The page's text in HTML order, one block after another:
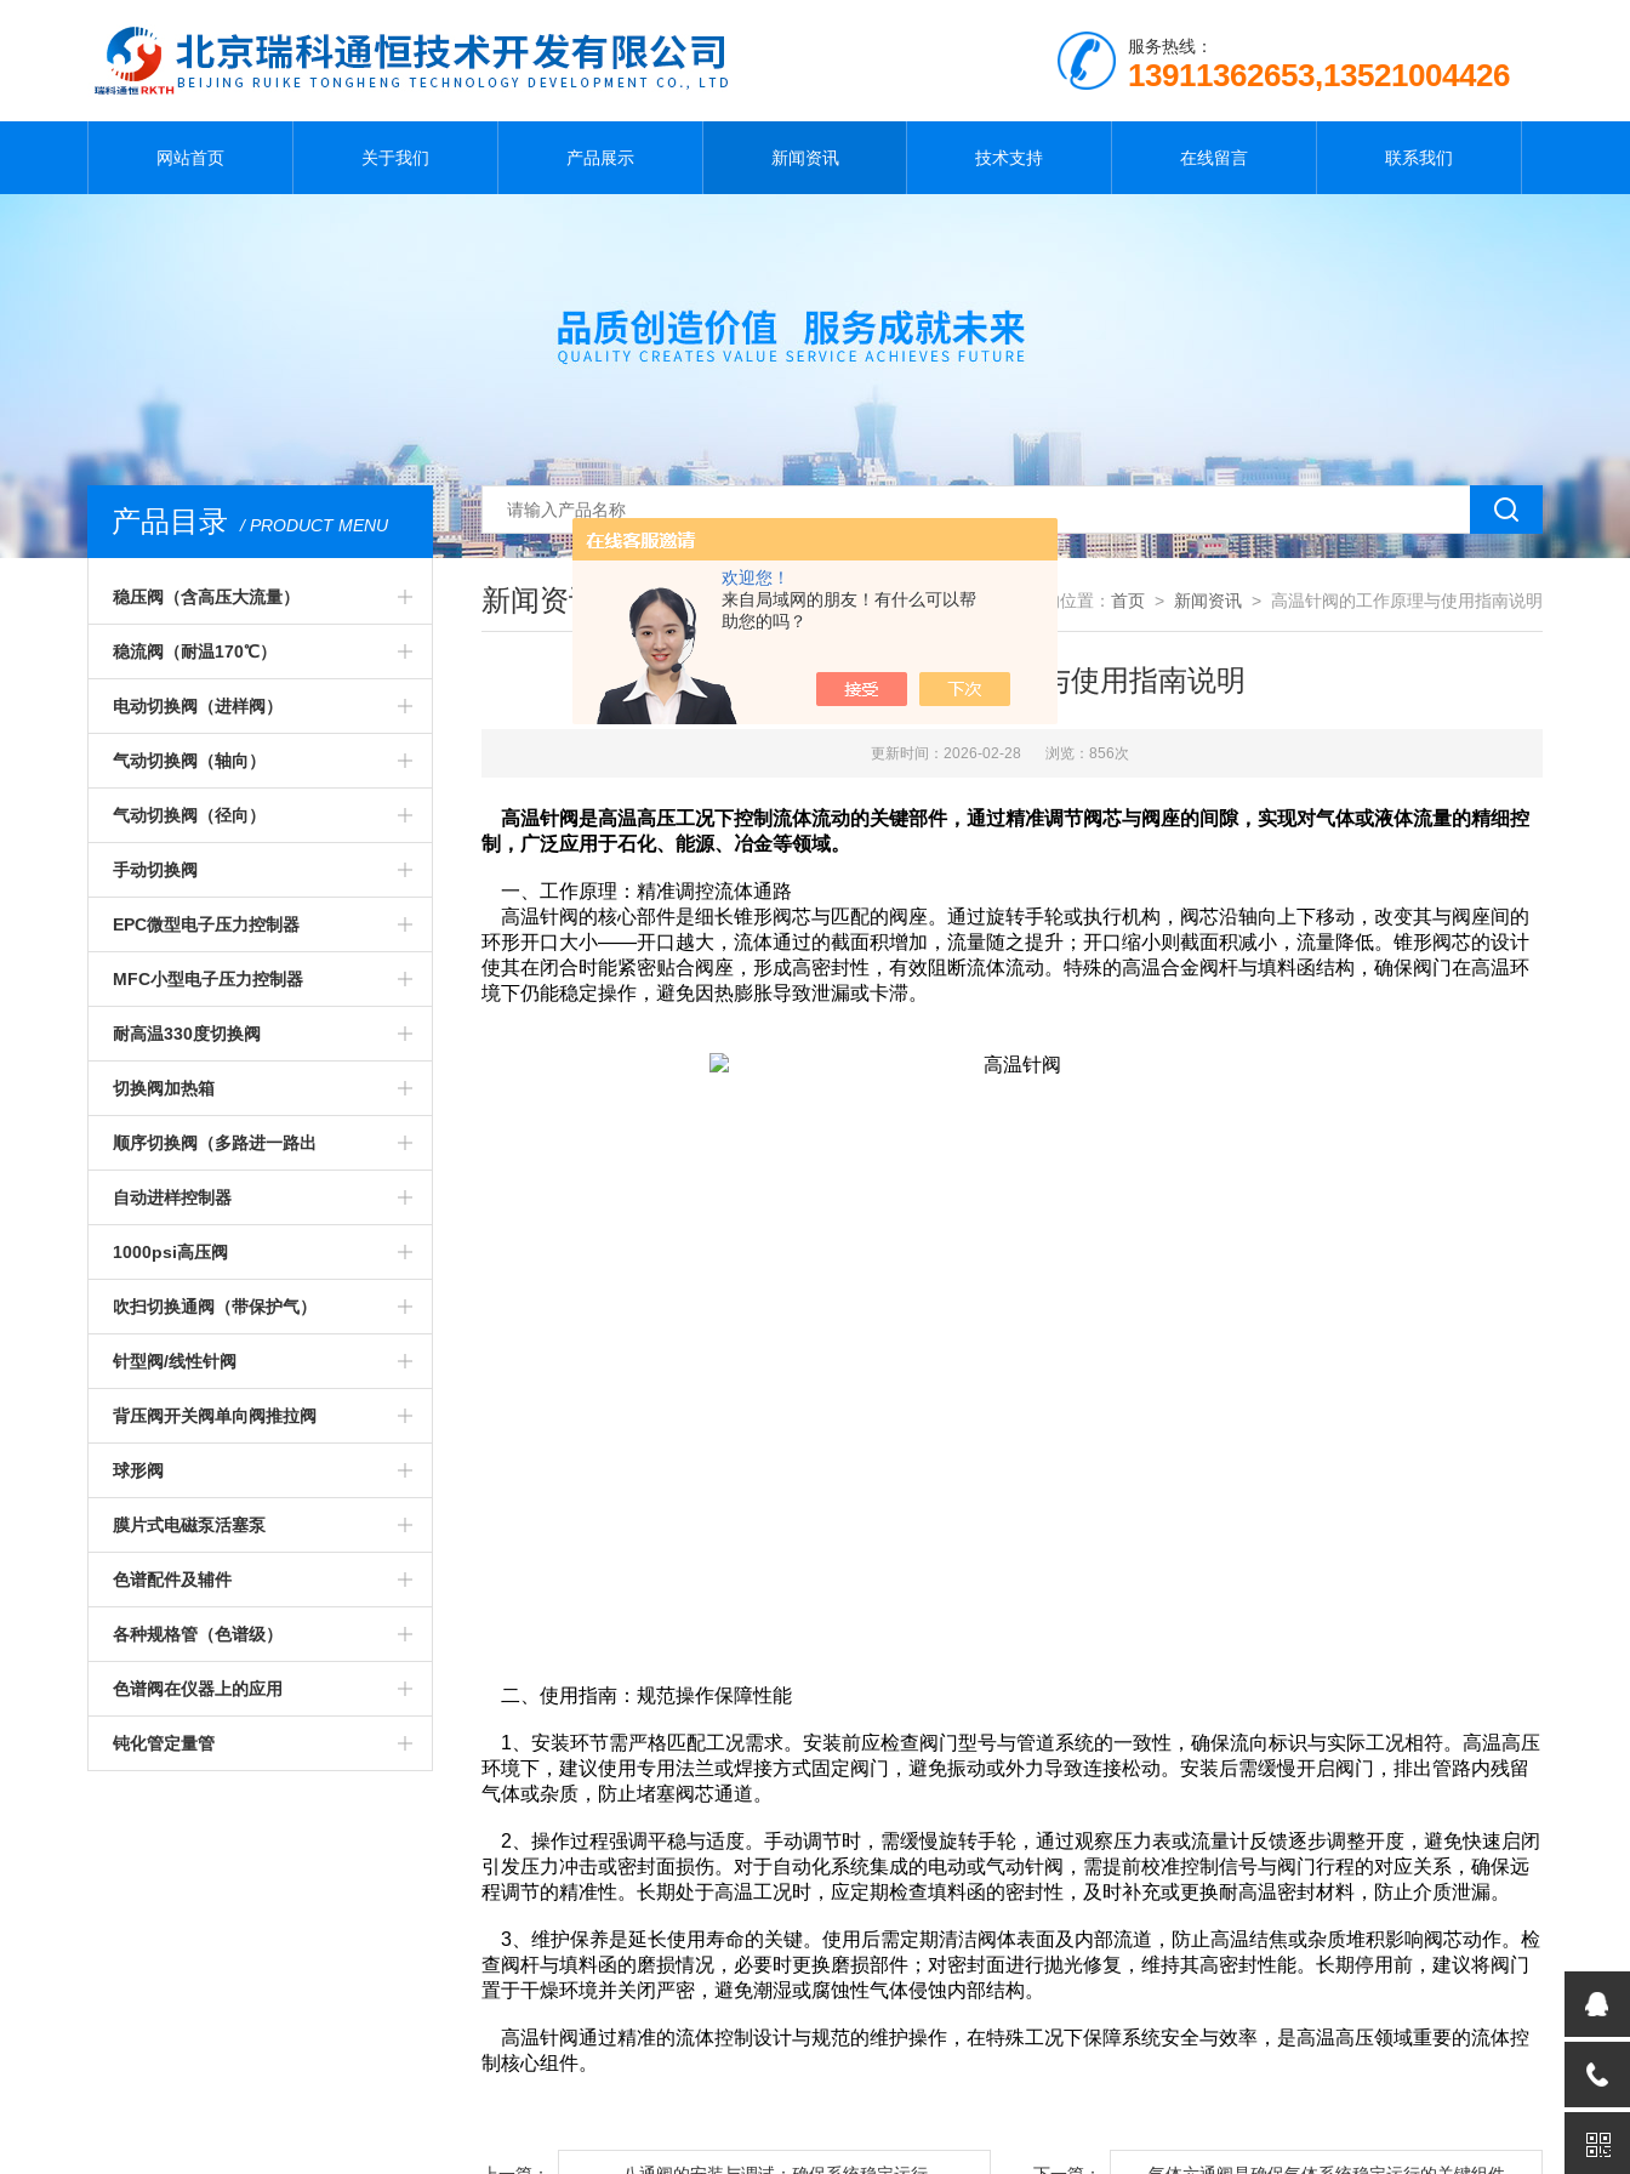
欢迎您！
来自局域网的朋友！有什么可以帮
助您的吗？
服务热线：
13911362653,13521004426
网站首页 关于我们 产品展示 新闻资讯 技术支持 在线留言 联系我们
产品目录 / PRODUCT MENU
稳压阀（含高压大流量）
电子传感器稳压阀
小稳压阀（不锈钢低压）
小稳压阀（低压）
稳压阀（快拧接口）
小稳压阀
不锈钢稳压阀
高压输入稳压阀
1D型低压稳压阀
小型稳压阀
不锈钢小稳压阀
NPT稳压阀
自锁紧稳压阀
金属膜片式稳压阀
横竖出口稳压阀
色谱高精度稳压阀
色谱稳压阀
稳流阀（耐温170℃）
稳流阀（带刻度盘）
稳流阀
不锈钢稳流阀
耐腐蚀稳流阀
170C°气相色谱稳流阀
10升大流量稳流阀
气体稳流阀
色谱大流量稳流阀
大流量稳流阀
色谱稳流阀
电动切换阀（进样阀）
电动加长三通切换阀
电动六通阀头
电动十二通阀
电动十四通阀
电动两位切换 阀
电动三通切换阀
电动四通切换阀
电动加长四通切换阀
电动六通切换阀
电动加长六通切换阀
电动惰性六通切换阀
电动加长惰性十通切换阀
气动切换阀（轴向）
气动十通切换阀 斜出气口
气动十二通切换阀
气动六通切换阀
气动六通切换阀 斜出气口
气动加长惰性六通切换阀
气动十通切换阀
气动加长十通切换阀
气动惰性十通切换阀
气动加长惰性十通切换阀
气动十四通切换阀
气动切换阀（径向）
气动四通切换阀
气动六通切换 阀
气动加长六通阀
气动惰性六通切换 阀
气动八通切换阀
气动十通切换 阀
气动惰性十通切换 阀
气动十四通切换 阀
气动加长十四通切换阀
气动切换阀加热装 置
气缸 径向
手动切换阀
手动十四通阀
手动十六通阀
手动切换阀加热装置
手动四通切换阀
手动六通切换阀
手动六通斜面切换阀
手动六通惰性切换阀
手动六通阀定制
手动八通切换阀
手动十通切换阀
EPC微型电子压力控制器
EPC控制器
MFC小型电子压力控制器
MFC
耐高温330度切换阀
电动切换阀系列
气动切换阀系列
切换阀加热箱
手动切换阀加热箱
气动切换阀加热箱
顺序切换阀（多路进一路出
1-3顺序气体切换阀
电动一变四顺序切换阀
1-10顺序气体切换阀
1-8顺序气体切换阀
1-4顺序气体切换阀
1-6顺序气体选通换阀
1-16顺序气体切换阀
自动进样控制器
控制器
1000psi高压阀
手动高压切换阀
1-10电动高压顺序切换阀
1-6电动高压顺序切换阀
1-4电动高压顺序切换阀
吹扫切换通阀（带保护气）
吹扫气动十通阀
吹扫气动六通阀
针型阀/线性针阀
线性针阀
氢气针阀
氮气针阀
空气针阀
色谱组合阀
大流量针阀
耐腐蚀气体针形阀
背压阀开关阀单向阀推拉阀
背压阀
推拉阀
单向阀
开关阀
球形阀
不锈钢球型阀
膜片式电磁泵活塞泵
活塞泵
电磁泵
色谱配件及辅件
加热棒铂电阻
分流阀
镀银螺母
各种规格管（色谱级）
管材
色谱阀在仪器上的应用
定制
钝化管定量管
新闻资讯 您现在的位置： 首页 > 新闻资讯 > 高温针阀的工作原理与使用指南说明
高温针阀的工作原理与使用指南说明
更新时间：2026-02-28 浏览：856次
高温针阀是高温高压工况下控制流体流动的关键部件，通过精准调节阀芯与阀座的间隙，实现对气体或液体流量的精细控
制，广泛应用于石化、能源、冶金等领域。
一、工作原理：精准调控流体通路
高温针阀的核心部件是细长锥形阀芯与匹配的阀座。通过旋转手轮或执行机构，阀芯沿轴向上下移动，改变其与阀座间的
环形开口大小——开口越大，流体通过的截面积增加，流量随之提升；开口缩小则截面积减小，流量降低。锥形阀芯的设计
使其在闭合时能紧密贴合阀座，形成高密封性，有效阻断流体流动。特殊的高温合金阀杆与填料函结构，确保阀门在高温环
境下仍能稳定操作，避免因热膨胀导致泄漏或卡滞。
二、使用指南：规范操作保障性能
1、安装环节需严格匹配工况需求。安装前应检查阀门型号与管道系统的一致性，确保流向标识与实际工况相符。高温高压
环境下，建议使用专用法兰或焊接方式固定阀门，避免振动或外力导致连接松动。安装后需缓慢开启阀门，排出管路内残留
气体或杂质，防止堵塞阀芯通道。
2、操作过程强调平稳与适度。手动调节时，需缓慢旋转手轮，通过观察压力表或流量计反馈逐步调整开度，避免快速启闭
引发压力冲击或密封面损伤。对于自动化系统集成的电动或气动针阀，需提前校准控制信号与阀门行程的对应关系，确保远
程调节的精准性。长期处于高温工况时，应定期检查填料函的密封性，及时补充或更换耐高温密封材料，防止介质泄漏。
3、维护保养是延长使用寿命的关键。使用后需定期清洁阀体表面及内部流道，防止高温结焦或杂质堆积影响阀芯动作。检
查阀杆与填料函的磨损情况，必要时更换磨损部件；对密封面进行抛光修复，维持其高密封性能。长期停用前，建议将阀门
置于干燥环境并关闭严密，避免潮湿或腐蚀性气体侵蚀内部结构。
高温针阀通过精准的流体控制设计与规范的维护操作，在特殊工况下保障系统安全与效率，是高温高压领域重要的流体控
制核心组件。